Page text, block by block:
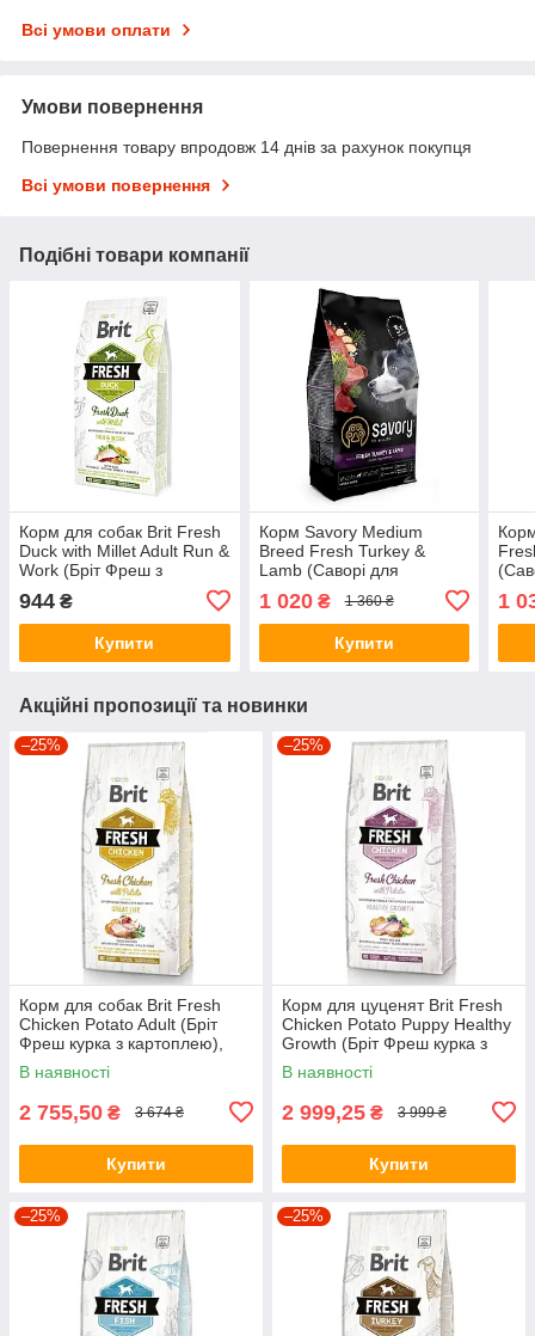
Всі умови оплати
Умови повернення
Повернення товару впродовж 14 днів за рахунок покупця
Всі умови повернення
Подібні товари компанії
Корм для собак Brit Fresh
Duck with Millet Adult Run &
Work (Бріт Фреш з
944 ₴
Купити
Корм Savory Medium
Breed Fresh Turkey &
Lamb (Саворі для
індичкою) 3кг.
1 020₴ 1 360 ₴
Купити
1
Акційні пропозиції та новинки
–25%
Корм для собак Brit Fresh
Chicken Potato Adult (Бріт
Фреш курка з картоплею),
12кг.
В наявності
2 755,50 ₴ 3 674 ₴
Купити
–25%
Корм для цуценят Brit Fresh
Chicken Potato Puppy Healthy
Growth (Бріт Фреш курка з
картоплею), 12кг.
В наявності
2 999,25 ₴ 3 999 ₴
Купити
–25% –25%